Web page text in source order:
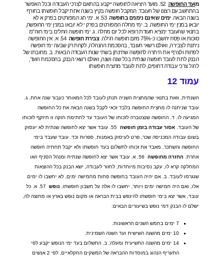
מועד החופשה 52. מועד היציאה לחופשה ייקבע בהתאם לצרכי העבודה וככל האפשר
בהתחשב עם רצונו של העובד. המקבל חופשה בקיץ בשנה אחת יקבל חופשתו בחורף
בשנה הבאה .ימים שאינם נימנים בחופשה 53. א ימי חג המפורטים בפרק א לא
יובאו במנין ימי החופשה. ב ימי מחלה המפורטים בפרק י לא יובאו במנין ימי החופשה,
בתנאי שהעובד ימציא תעודת רופא לכל יום מחלה ג. ימי חופשה החלים בימי חוה"מ
סוכות או פסח יחשבו כ-75% מיום חופשה רגילה.צבירת חופשה 54. א .אין החופשה
ניתנת לצבירה, ואולם רשאי העובד בהסכמת ההנהלה,לקחת רק שבעה ימי חופשה
לפחות ולצרף את היתרה לחופשה שתינתן בשתי שנות העבודה הבאות ב. מחובתו של
הבנק לתת לעובד חופשה שנתית בכל שנה ושנה, ואולם רשאי הבנק, בהסכמת הועד
לרגל צרכי עבודה דחופים ,לתת לעובד מחצית חופשתו
עמוד
השנתית וזאת בתנאי שהמחצית השניה תנתן לעובד לכל המאוחר כעבור שנה אחת ג
עובד שניתנה לו מחצית החופשה בלבד זכאי לקבל בשנה הבאה את כל החופשה
המגיעה לו ד החופשה שנצטברה לזכותו של העובד עד לחתימת חוקה זו תיזקף לזכותו
של העובד אסור עבודה בזמן חופשה 55. עובד אשר יצא לחופשה שנתית לא יעסוק
בשום עבודה המכניסה שכר פרט לעיסוק באמנות ספרות וכד עובד שעבד בימי
החופשה והשתכר
מאבד את זכותו לתשלום בעד חופשתו ולא יקבל תחתיה חופשה
אחרת
החזרה מחופשה 56. א עובד אשר יצא לחופשה שנתית ומנהל הסניף ו/או
המחלקה קרא לו עקב נסיבות מיוחדות לחזור לעבודה
ישא הבנק בכל ההוצאות
שנגרמו לעובד
ב אם יהיה העובד בחופשה פחות מחמישה ימים לא יחשבו לו ימים
אלו
ואם היה חמישה ימים ויותר יחשבו לו אלה על חשבון חופשתו נופש 57. א כל
עובד אשר יצא בימי חופשתו להינפש בבית הבראה או מקום נופש בארץ או מחוצה לה
ישלם לו הבנק דמי נופש בשיעורים הבאים:
7 ימים בחמש השנים הראשונות
10 ימים מהשנה השישית ועד השנה השמינית
14 ימים מהשנה התשיעית ומעלה ב התשלום בעד ימי הנופש יקבע לפי
התעריף הנהוג במוסדות ההבראה של המשקים החקלאיים לפי
אנשים